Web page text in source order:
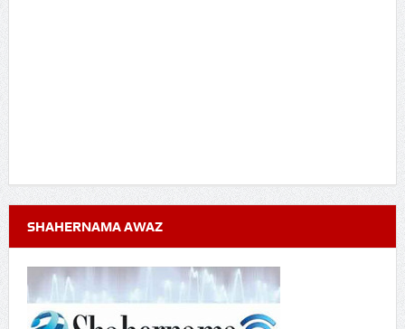
SHAHERNAMA AWAZ